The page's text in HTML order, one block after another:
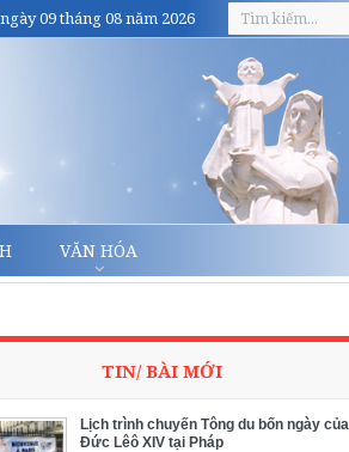
09 tháng 08 năm 2026
VĂN HÓA
TIN/ BÀI MỚI
Lịch trình chuyến Tông du bốn ngày của
Đức Lêô XIV tại Pháp